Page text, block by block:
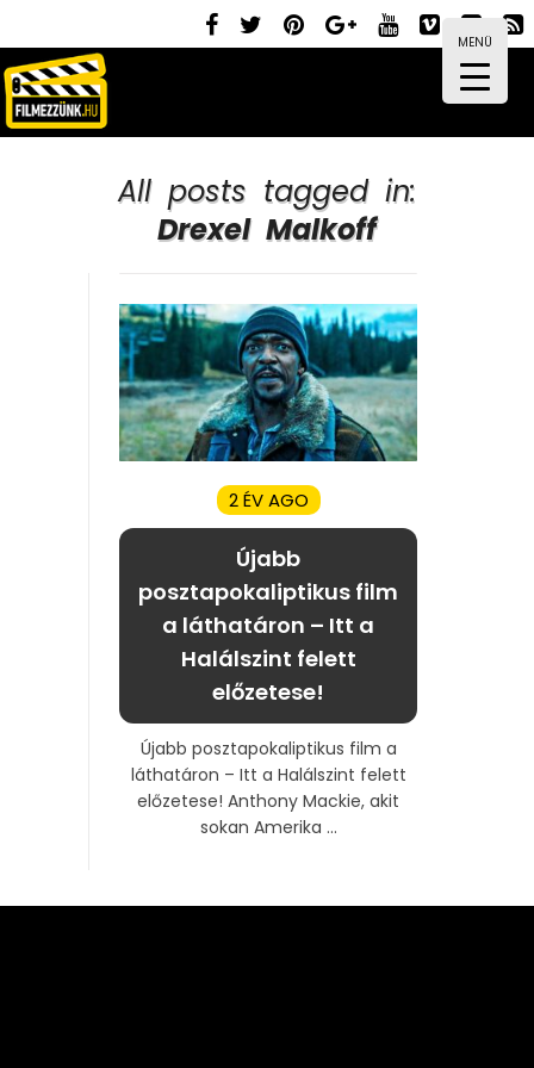
MENÜ
All posts tagged in:
Drexel Malkoff
2 ÉV AGO
Újabb
posztapokaliptikus film
a láthatáron – Itt a
Halálszint felett
előzetese!
Újabb posztapokaliptikus film a
láthatáron – Itt a Halálszint felett
előzetese! Anthony Mackie, akit
sokan Amerika ...